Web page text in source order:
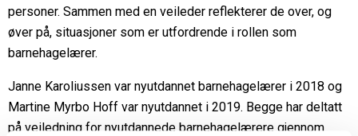
personer. Sammen med en veileder reflekterer de over, og
øver på, situasjoner som er utfordrende i rollen som
barnehagelærer.
Janne Karoliussen var nyutdannet barnehagelærer i 2018 og
Martine Myrbo Hoff var nyutdannet i 2019. Begge har deltatt
på veiledning for nyutdannede barnehagelærere gjennom